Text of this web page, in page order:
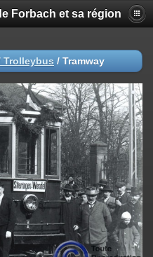
Forbach et sa région
Trolleybus / Tramway